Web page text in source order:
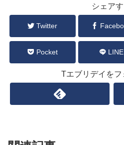
シェア
Twitter
Pocket LINE
Tエブリデイをフ